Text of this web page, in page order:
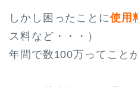
しかし困ったことに使用
ス料など・・・）
年間で数100万ってこと